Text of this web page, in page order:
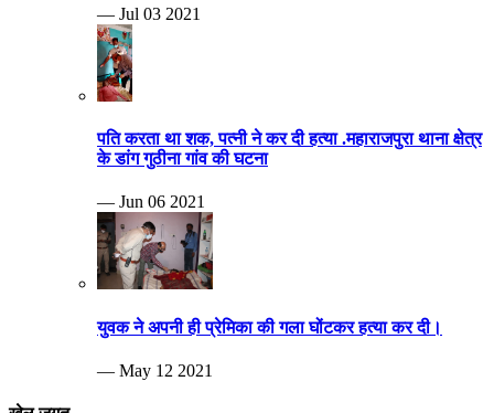
— Jul 03 2021
पति करता था शक, पत्नी ने कर दी हत्या .महाराजपुरा थाना क्षेत्र
के डांग गुठीना गांव की घटना
— Jun 06 2021
युवक ने अपनी ही प्रेमिका की गला घोंटकर हत्या कर दी।
— May 12 2021